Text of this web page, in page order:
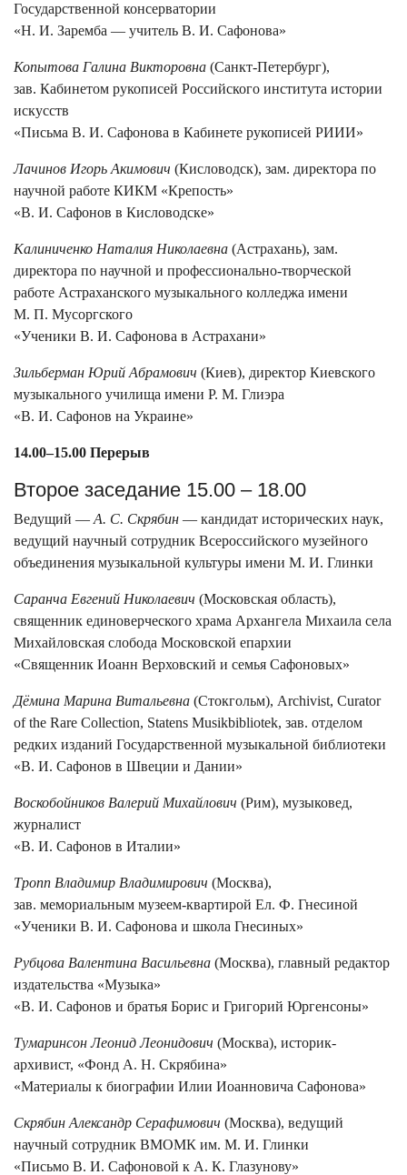
Государственной консерватории
«Н. И. Заремба — учитель В. И. Сафонова»
Копытова Галина Викторовна (Санкт-Петербург),
зав. Кабинетом рукописей Российского института истории
искусств
«Письма В. И. Сафонова в Кабинете рукописей РИИИ»
Лачинов Игорь Акимович (Кисловодск), зам. директора по
научной работе КИКМ «Крепость»
«В. И. Сафонов в Кисловодске»
Калиниченко Наталия Николаевна (Астрахань), зам.
директора по научной и профессионально-творческой
работе Астраханского музыкального колледжа имени
М. П. Мусоргского
«Ученики В. И. Сафонова в Астрахани»
Зильберман Юрий Абрамович (Киев), директор Киевского
музыкального училища имени Р. М. Глиэра
«В. И. Сафонов на Украине»
14.00–15.00 Перерыв
Второе заседание 15.00 – 18.00
Ведущий — А. С. Скрябин — кандидат исторических наук,
ведущий научный сотрудник Всероссийского музейного
объединения музыкальной культуры имени М. И. Глинки
Саранча Евгений Николаевич (Московская область),
священник единоверческого храма Архангела Михаила села
Михайловская слобода Московской епархии
«Священник Иоанн Верховский и семья Сафоновых»
Дёмина Марина Витальевна (Стокгольм), Archivist, Curator
of the Rare Collection, Statens Musikbibliotek, зав. отделом
редких изданий Государственной музыкальной библиотеки
«В. И. Сафонов в Швеции и Дании»
Воскобойников Валерий Михайлович (Рим), музыковед,
журналист
«В. И. Сафонов в Италии»
Тропп Владимир Владимирович (Москва),
зав. мемориальным музеем-квартирой Ел. Ф. Гнесиной
«Ученики В. И. Сафонова и школа Гнесиных»
Рубцова Валентина Васильевна (Москва), главный редактор
издательства «Музыка»
«В. И. Сафонов и братья Борис и Григорий Юргенсоны»
Тумаринсон Леонид Леонидович (Москва), историк-
архивист, «Фонд А. Н. Скрябина»
«Материалы к биографии Илии Иоанновича Сафонова»
Скрябин Александр Серафимович (Москва), ведущий
научный сотрудник ВМОМК им. М. И. Глинки
«Письмо В. И. Сафоновой к А. К. Глазунову»